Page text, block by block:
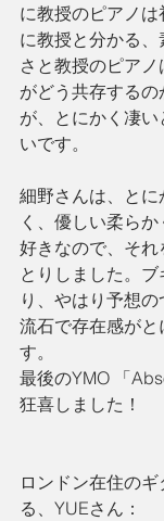
に教授のピアノ
に教授と分かる
さと教授のピア
がどう共存する
が、とにかく凄
いです。
細野さんは、と
く、優しい柔ら
好きなので、そ
とりしました。
り、やはり予想の
流石で存在感が
す。
最後のYMO 「
狂喜しました！
ロンドン在住の
る、YUEさん：